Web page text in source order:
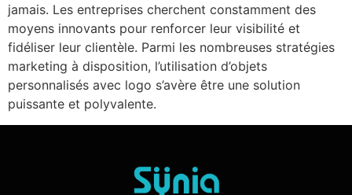
jamais. Les entreprises cherchent constamment des
moyens innovants pour renforcer leur visibilité et
fidéliser leur clientèle. Parmi les nombreuses stratégies
marketing à disposition, l’utilisation d’objets
personnalisés avec logo s’avère être une solution
puissante et polyvalente.